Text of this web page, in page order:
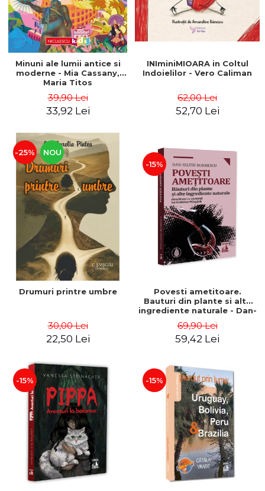
Minuni ale lumii antice si
moderne - Mia Cassany,
Maria Titos
39,90 Lei
33,92 Lei
INIminiMIOARA in Coltul
Indoielilor - Vero Caliman
62,00 Lei
52,70 Lei
-25% NOU
Drumuri printre umbre
30,00 Lei
22,50 Lei
-15%
Povesti ametitoare.
Bauturi din plante si alte
ingrediente naturale - Dan-
69,90 Lei
59,42 Lei
-15% -15%